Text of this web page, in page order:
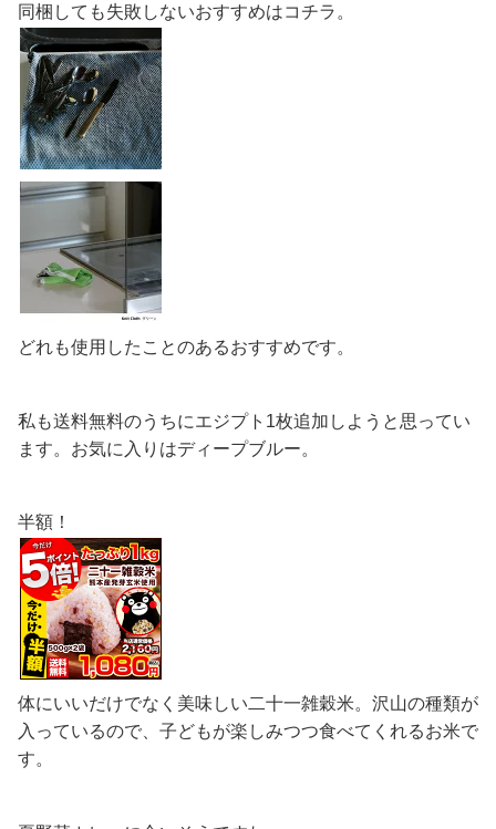
同梱しても失敗しないおすすめはコチラ。
どれも使用したことのあるおすすめです。
私も送料無料のうちにエジプト1枚追加しようと思ってい
ます。お気に入りはディープブルー。
半額！
体にいいだけでなく美味しい二十一雑穀米。沢山の種類が
入っているので、子どもが楽しみつつ食べてくれるお米で
す。